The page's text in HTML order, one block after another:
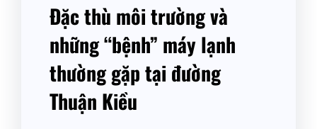
Đặc thù môi trường và
những “bệnh” máy lạnh
thường gặp tại đường
Thuận Kiều